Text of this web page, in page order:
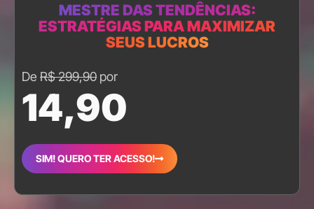
MESTRE DAS TENDÊNCIAS:
ESTRATÉGIAS PARA MAXIMIZAR
SEUS LUCROS
De R$ 299,90 por
14,90
SIM! QUERO TER ACESSO!